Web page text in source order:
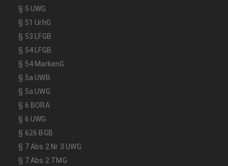
§ 5 UWG
§ 51 UrhG
§ 53 LFGB
§ 54 LFGB
§ 54 MarkenG
§ 5a UWB
§ 5a UWG
§ 6 BORA
§ 6 UWG
§ 626 BGB
§ 7 Abs 2 Nr 3 UWG
§ 7 Abs 2 TMG